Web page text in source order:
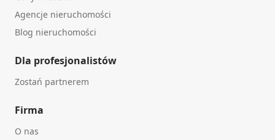
Agencje nieruchomości
Blog nieruchomości
Dla profesjonalistów
Zostań partnerem
Firma
O nas